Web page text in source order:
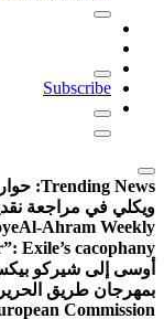
Subscribe
Trending News:
ويكلي في مراجعة
Al-Ahram Weekly
Exile’s cacophany
أوسى إلى شيركو
بمهرجان طريق
Commission